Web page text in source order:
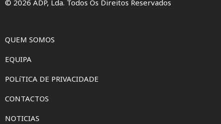
© 2026 ADP, Lda. Todos Os Direitos Reservados
QUEM SOMOS
EQUIPA
POLíTICA DE PRIVACIDADE
CONTACTOS
NOTICIAS